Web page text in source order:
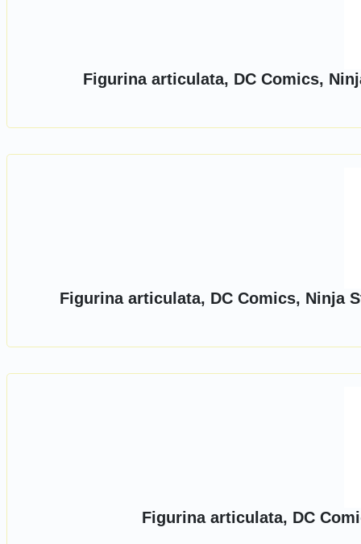
Figurina articulata, DC Comics,
Figurina articulata, DC Comics, Ninja
Figurina articulata, DC